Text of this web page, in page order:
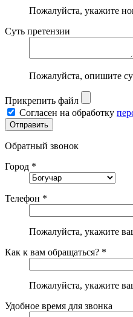
Пожалуйста, укажите
Суть претензии
Пожалуйста, опишите
Прикрепить файл
Согласен на обработку
Обратный звонок
Город *
Телефон *
Пожалуйста, укажите
Как к вам обращаться? *
Пожалуйста, укажите
Удобное время для звонка